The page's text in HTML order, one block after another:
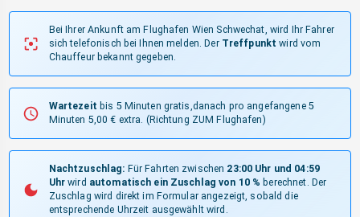
Bei Ihrer Ankunft am Flughafen Wien Schwechat, wird Ihr Fahrer
sich telefonisch bei Ihnen melden. Der Treffpunkt wird vom
Chauffeur bekannt gegeben.
Wartezeit bis 5 Minuten gratis,danach pro angefangene 5
Minuten 5,00 € extra. (Richtung ZUM Flughafen)
Nachtzuschlag: Für Fahrten zwischen 23:00 Uhr und 04:59
Uhr wird automatisch ein Zuschlag von 10 % berechnet. Der
Zuschlag wird direkt im Formular angezeigt, sobald die
entsprechende Uhrzeit ausgewählt wird.